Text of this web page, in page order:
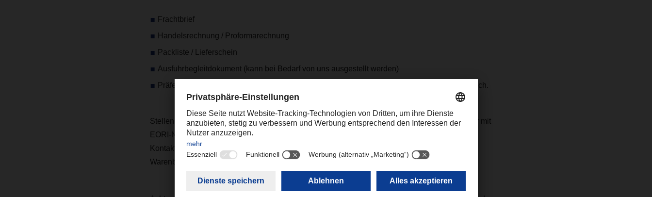
Frachtbrief
Handelsrechnung / Proformarechnung
Packliste / Lieferschein
Ausfuhrbegleitdokument (kann bei Bedarf von uns ausgestellt werden)
Präferenzdokumente und andere produktspezifische Dokumente, wenn möglich und erforderlich.
Stellen Sie bitte sicher, dass diese Dokumente die folgenden Informationen enthalten:Absender mit
EORI-Nummer; Empfänger mit Kontaktdaten; Importeur, falls abweichend vom Empfänger mit
Kontaktdaten; fortlaufender Rechnungsnummer; Incoterms; Anzahl und Art der Pakete;
Warenbeschreibung; Ursprungsland; Taric-Code; Warenwert; Währung; Brutto-/Nettogewicht.